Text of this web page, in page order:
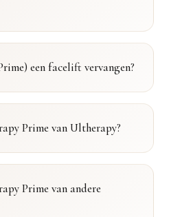
een facelift vervangen?
Prime van Ultherapy?
Prime van andere